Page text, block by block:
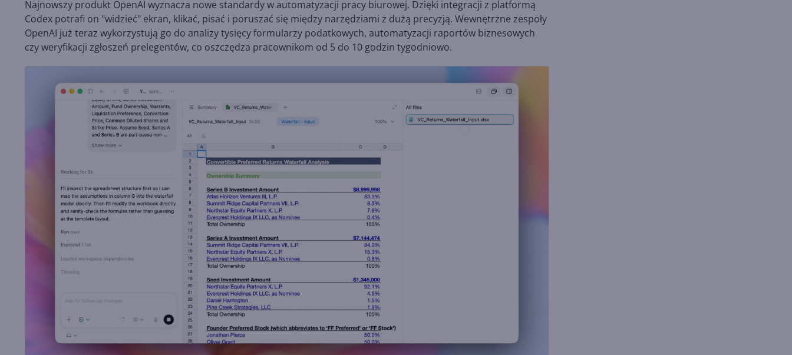
Najnowszy produkt OpenAI wyznacza nowe standardy w automatyzacji pracy biurowej. Dzięki integracji z platformą
Codex potrafi on "widzieć" ekran, klikać, pisać i poruszać się między narzędziami z dużą precyzją. Wewnętrzne zespoły
OpenAI już teraz wykorzystują go do analizy tysięcy formularzy podatkowych, automatyzacji raportów biznesowych
czy weryfikacji zgłoszeń prelegentów, co oszczędza pracownikom od 5 do 10 godzin tygodniowo.